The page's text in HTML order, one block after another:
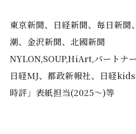
東京新聞、日経新聞、毎日新聞
潮、金沢新聞、北國新聞
NYLON,SOUP,HiArt,パートナ
日経MJ、都政新報社、日経
時評」表紙担当(2025〜)等